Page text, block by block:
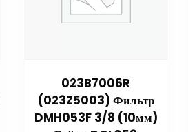
023B7006R
(023Z5003) Фильтр
DMH053F 3/8 (10мм)